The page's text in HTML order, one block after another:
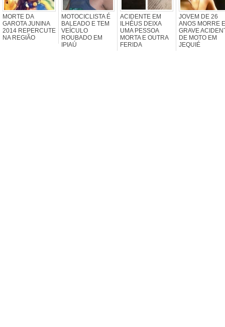
MORTE DA
GAROTA JUNINA
2014 REPERCUTE
NA REGIÃO
MOTOCICLISTA É
BALEADO E TEM
VEÍCULO
ROUBADO EM
IPIAÚ
ACIDENTE EM
ILHÉUS DEIXA
UMA PESSOA
MORTA E OUTRA
FERIDA
JOVEM DE 26
ANOS MORRE
GRAVE
DE MOTO EM
JEQUIÉ